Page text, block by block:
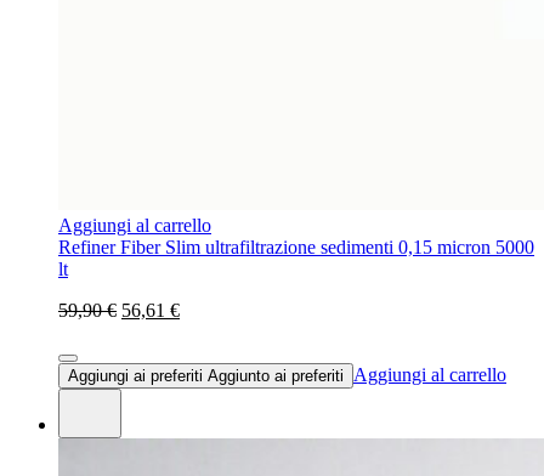
Aggiungi al carrello
Refiner Fiber Slim ultrafiltrazione sedimenti 0,15 micron 5000
lt
59,90 € 56,61 €
Aggiungi ai preferiti Aggiunto ai preferiti Aggiungi al carrello